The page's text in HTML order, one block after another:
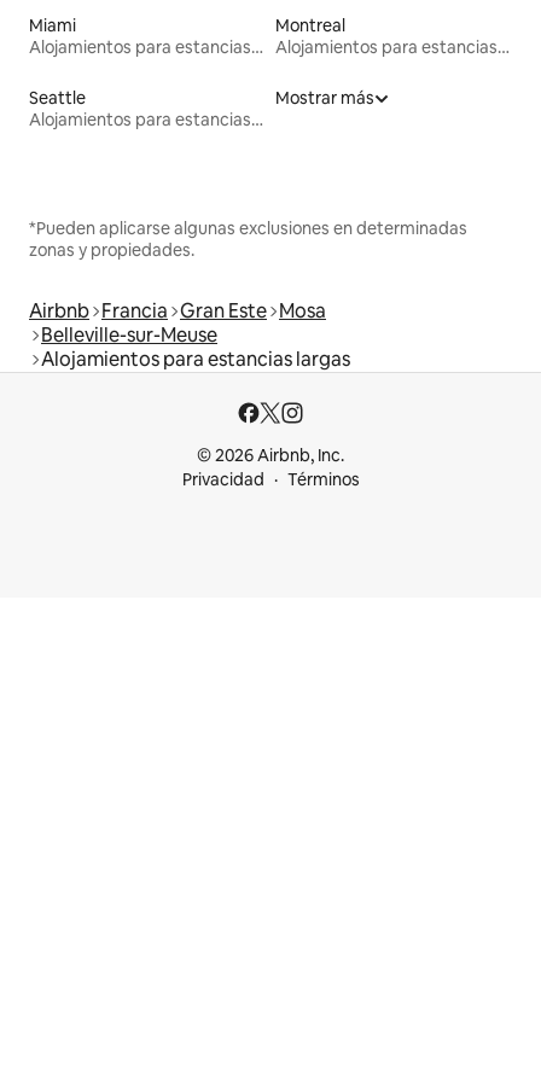
Miami
Alojamientos para estancias largas
Montreal
Alojamientos para estancias largas
Seattle
Alojamientos para estancias largas
Mostrar más
*Pueden aplicarse algunas exclusiones en determinadas
zonas y propiedades.
Airbnb Francia Gran Este Mosa
Belleville-sur-Meuse
Alojamientos para estancias largas
© 2026 Airbnb, Inc.
Privacidad
Términos